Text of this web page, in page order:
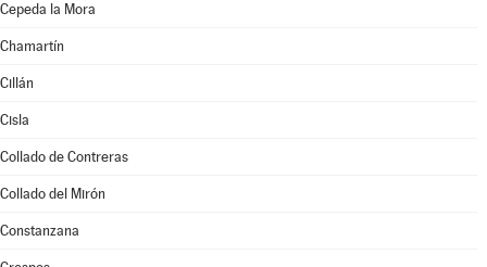
Cepeda la Mora
Chamartín
Cillán
Cisla
Collado de Contreras
Collado del Mirón
Constanzana